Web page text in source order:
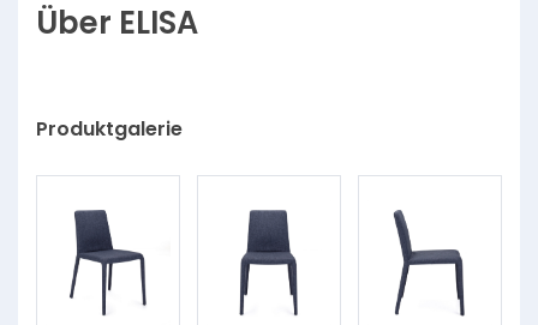
Über ELISA
Produktgalerie